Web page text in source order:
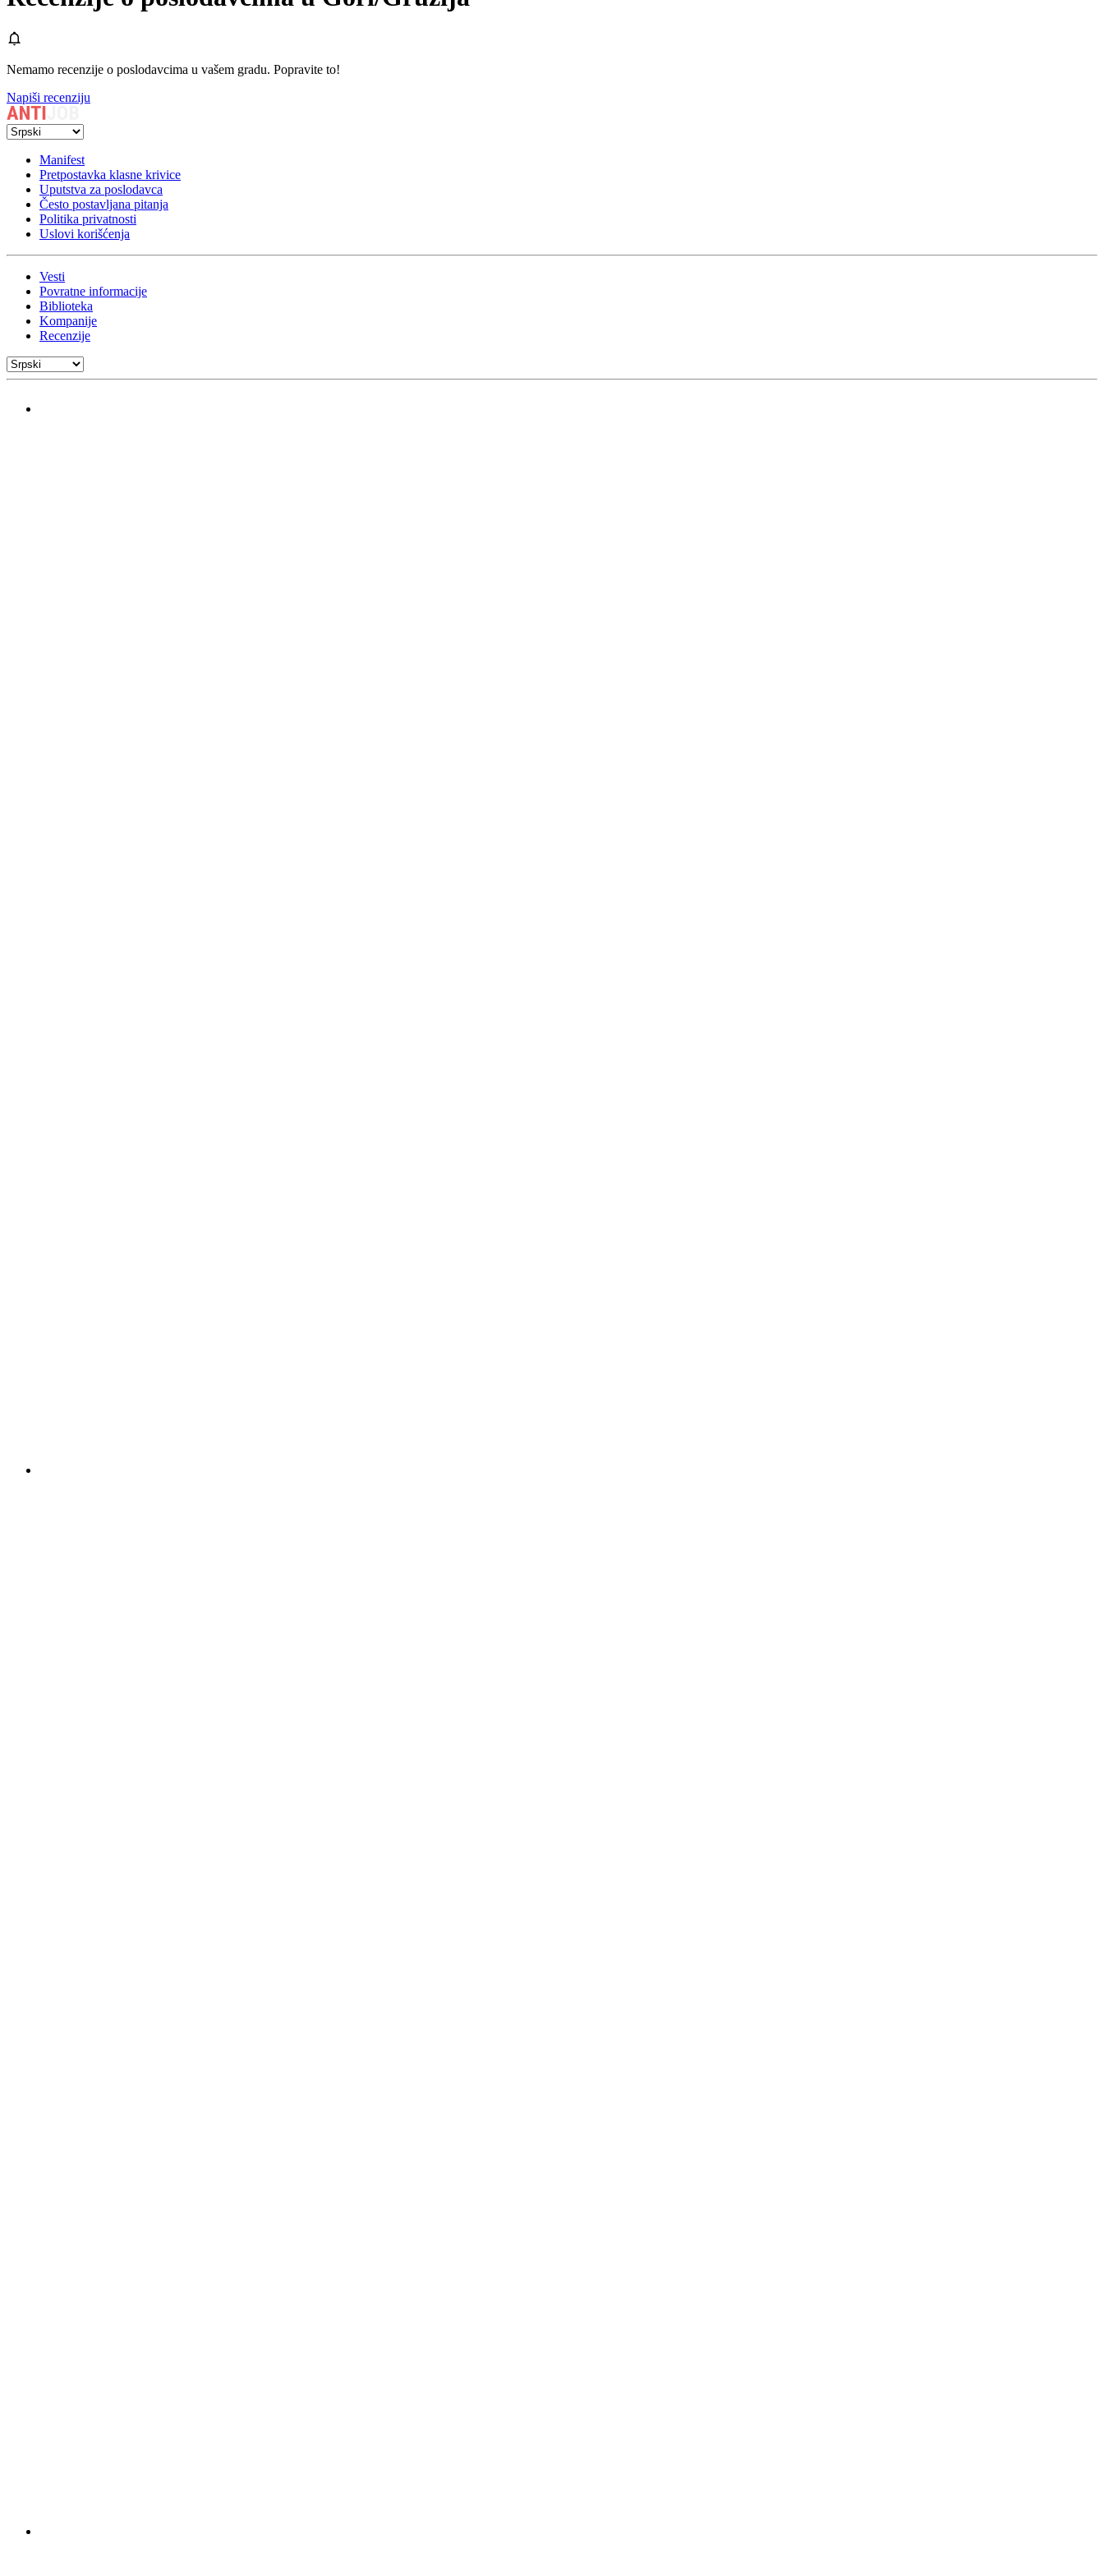
Nemamo recenzije o poslodavcima u vašem gradu. Popravite to!
Napiši recenziju
Manifest
Pretpostavka klasne krivice
Uputstva za poslodavca
Često postavljana pitanja
Politika privatnosti
Uslovi korišćenja
Vesti
Povratne informacije
Biblioteka
Kompanije
Recenzije